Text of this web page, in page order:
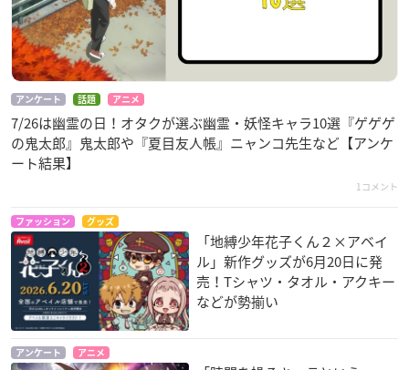
アンケート 話題 アニメ
7/26は幽霊の日！オタクが選ぶ幽霊・妖怪キャラ10選『ゲゲゲ
の鬼太郎』鬼太郎や『夏目友人帳』ニャンコ先生など【アンケ
ート結果】
1コメント
ファッション グッズ
「地縛少年花子くん２×アベイ
ル」新作グッズが6月20日に発
売！Tシャツ・タオル・アクキー
などが勢揃い
アンケート アニメ